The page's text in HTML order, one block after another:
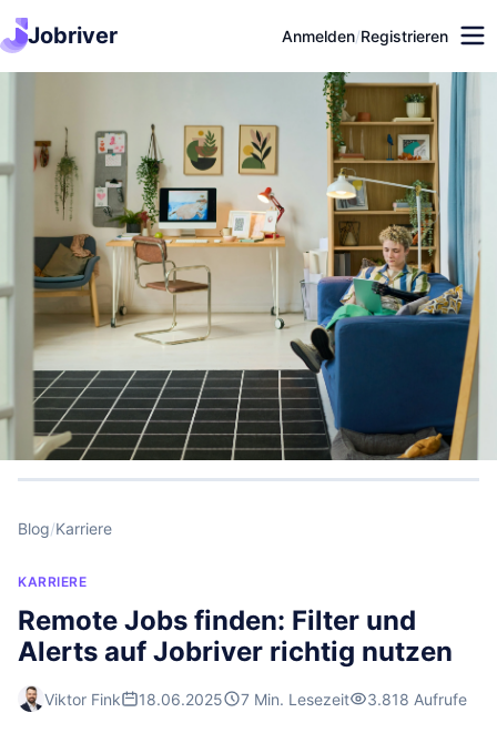
Jobriver Anmelden/Registrieren
Blog/Karriere
KARRIERE
Remote Jobs finden: Filter und
Alerts auf Jobriver richtig nutzen
Viktor Fink 18.06.2025 7 Min. Lesezeit 3.818 Aufrufe